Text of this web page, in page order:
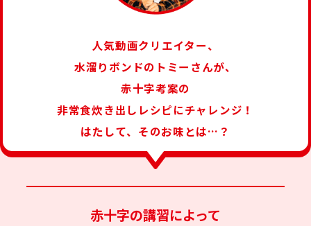
人気動画クリエイター、
水溜りボンドのトミーさんが、
赤十字考案の
非常食炊き出しレシピにチャレンジ！
はたして、そのお味とは…？​
赤十字の講習によって